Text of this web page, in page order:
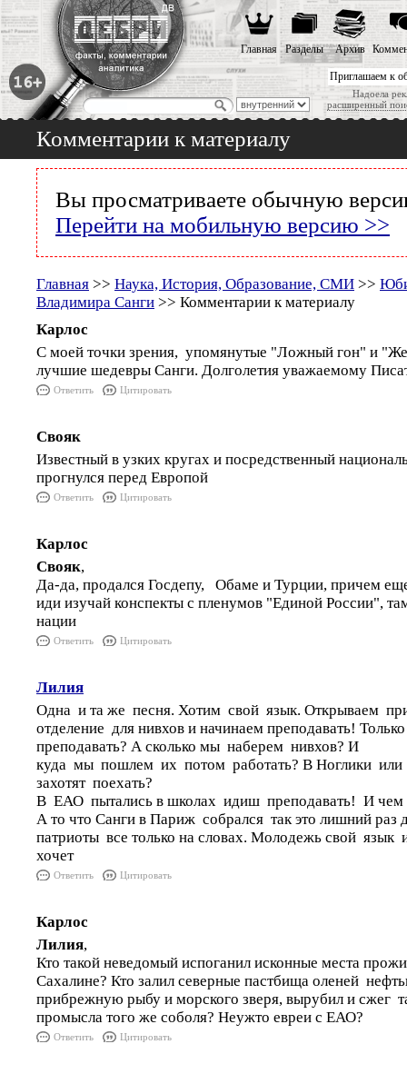
Приглашаем к
Надоела
расширенный
Главная Разделы Архив
Комментарии к материалу
Вы просматриваете обычную
Перейти на мобильную версию >>
Главная >> Наука, История, Образование, СМИ >>
Владимира Санги >> Комментарии к материалу
Карлос
С моей точки зрения, упомянутые "Ложный гон" и
лучшие шедевры Санги. Долголетия уважаемому
Ответить Цитировать
Свояк
Известный в узких кругах и посредственный
прогнулся перед Европой
Ответить Цитировать
Карлос
Свояк,
Да-да, продался Госдепу, Обаме и Турции, причем
иди изучай конспекты с пленумов "Единой России",
нации
Ответить Цитировать
Лилия
Одна и та же песня. Хотим свой язык. Открываем при
отделение для нивхов и начинаем преподавать!
преподавать? А сколько мы наберем нивхов? И
куда мы пошлем их потом работать? В Ноглики
захотят поехать?
В ЕАО пытались в школах идиш преподавать! И чем
А то что Санги в Париж собрался так это лишний раз
патриоты все только на словах. Молодежь свой язык
хочет
Ответить Цитировать
Карлос
Лилия,
Кто такой неведомый испоганил исконные места
Сахалине? Кто залил северные пастбища оленей
прибрежную рыбу и морского зверя, вырубил и сжег
промысла того же соболя? Неужто евреи с ЕАО?
Ответить Цитировать